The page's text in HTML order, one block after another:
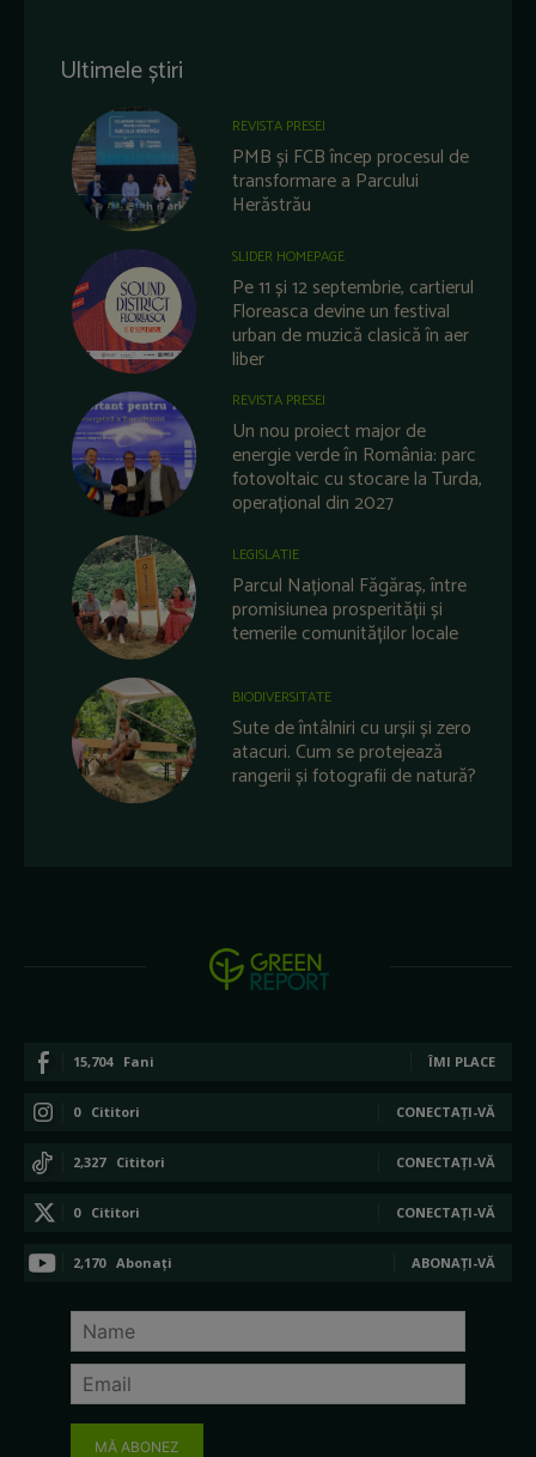
Ultimele știri
REVISTA PRESEI
PMB și FCB încep procesul de
transformare a Parcului
Herăstrău
SLIDER HOMEPAGE
Pe 11 și 12 septembrie, cartierul
Floreasca devine un festival
urban de muzică clasică în aer
liber
REVISTA PRESEI
Un nou proiect major de
energie verde în România: parc
fotovoltaic cu stocare la Turda,
operațional din 2027
LEGISLATIE
Parcul Național Făgăraș, între
promisiunea prosperității și
temerile comunităților locale
BIODIVERSITATE
Sute de întâlniri cu urșii și zero
atacuri. Cum se protejează
rangerii și fotografii de natură?
15,704 Fani ÎMI PLACE
0 Cititori CONECTAȚI-VĂ
2,327 Cititori CONECTAȚI-VĂ
0 Cititori CONECTAȚI-VĂ
2,170 Abonați ABONAȚI-VĂ
MĂ ABONEZ